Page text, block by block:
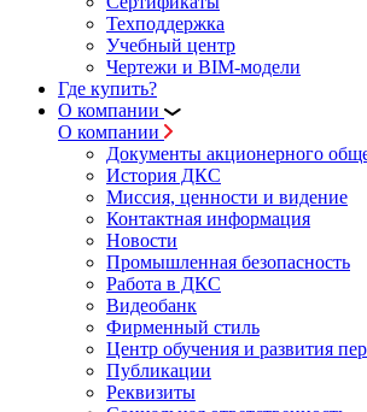
Техподдержка
Учебный центр
Чертежи и BIM-модели
Где купить?
О компании
О компании
Документы акционерного
История ДКС
Миссия, ценности и видение
Контактная информация
Новости
Промышленная безопасность
Работа в ДКС
Видеобанк
Фирменный стиль
Центр обучения и развития
Публикации
Реквизиты